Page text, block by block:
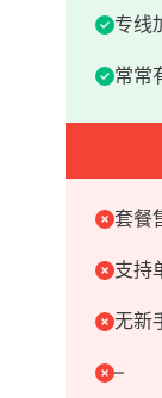
专线
常常
套餐
支持
无新
–